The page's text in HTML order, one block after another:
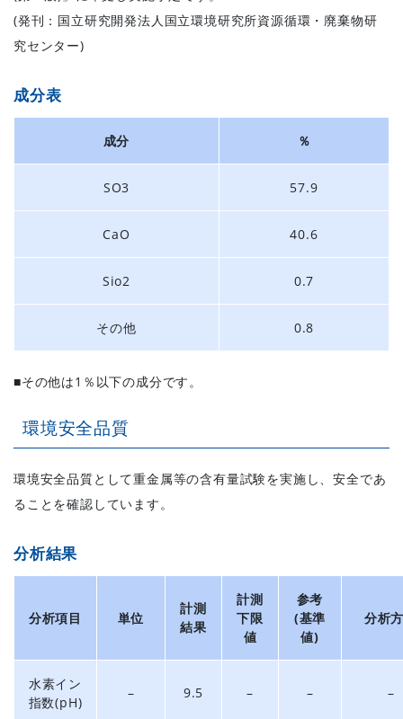
(発刊：国立研究開発法人国立環境研究所資源循環・廃棄物研
究センター)
成分表
成分 ％
SO3 57.9
CaO 40.6
Sio2 0.7
その他 0.8
■その他は1％以下の成分です。
環境安全品質
環境安全品質として重金属等の含有量試験を実施し、安全であ
ることを確認しています。
分析結果
分析項目 単位
計測
結果
計測
下限
値
参考
(基準
値)
分析
水素イン
指数(pH)
– 9.5 – – –